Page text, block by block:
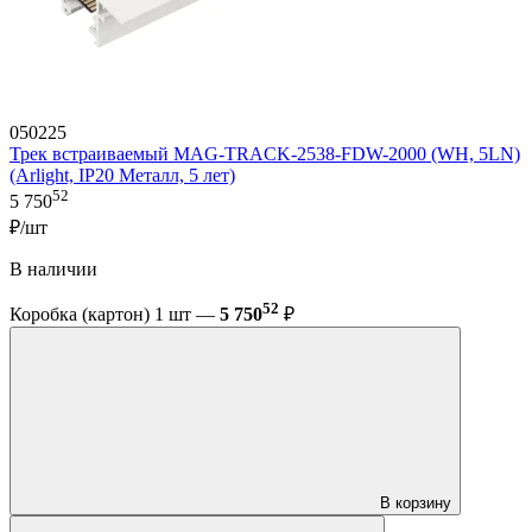
050225
Трек встраиваемый MAG-TRACK-2538-FDW-2000 (WH, 5LN)
(Arlight, IP20 Металл, 5 лет)
5 75052
₽/шт
В наличии
Коробка (картон) 1 шт — 5 75052 ₽
В корзину